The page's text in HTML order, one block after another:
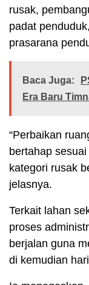
rusak,
padat
prasarana
Baca Juga:
Era Baru
“Perbaikan
bertahap
kategori rusak
jelasnya.
Terkait lahan
proses
berjalan guna
di kemudian